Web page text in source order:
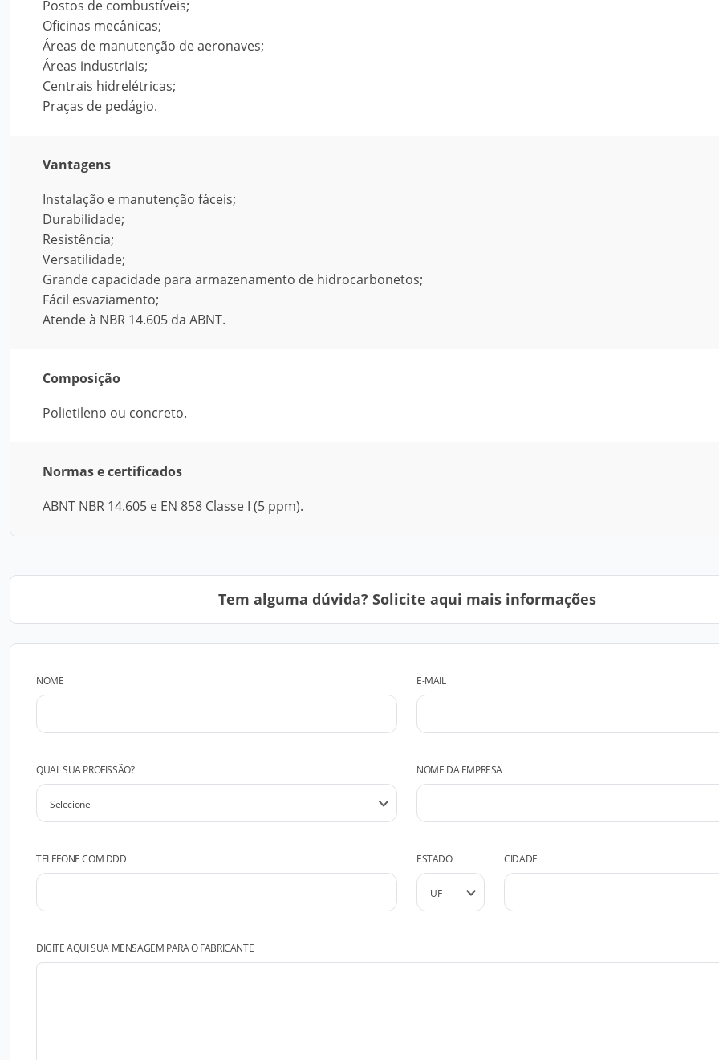
Postos de combustíveis;
Oficinas mecânicas;
Áreas de manutenção de aeronaves;
Áreas industriais;
Centrais hidrelétricas;
Praças de pedágio.
Vantagens
Instalação e manutenção fáceis;
Durabilidade;
Resistência;
Versatilidade;
Grande capacidade para armazenamento de hidrocarbonetos;
Fácil esvaziamento;
Atende à NBR 14.605 da ABNT.
Composição
Polietileno ou concreto.
Normas e certificados
ABNT NBR 14.605 e EN 858 Classe I (5 ppm).
Tem alguma dúvida? Solicite aqui mais informações
NOME E-MAIL
QUAL SUA PROFISSÃO? NOME DA EMPRESA
TELEFONE COM DDD ESTADO CIDADE
DIGITE AQUI SUA MENSAGEM PARA O FABRICANTE